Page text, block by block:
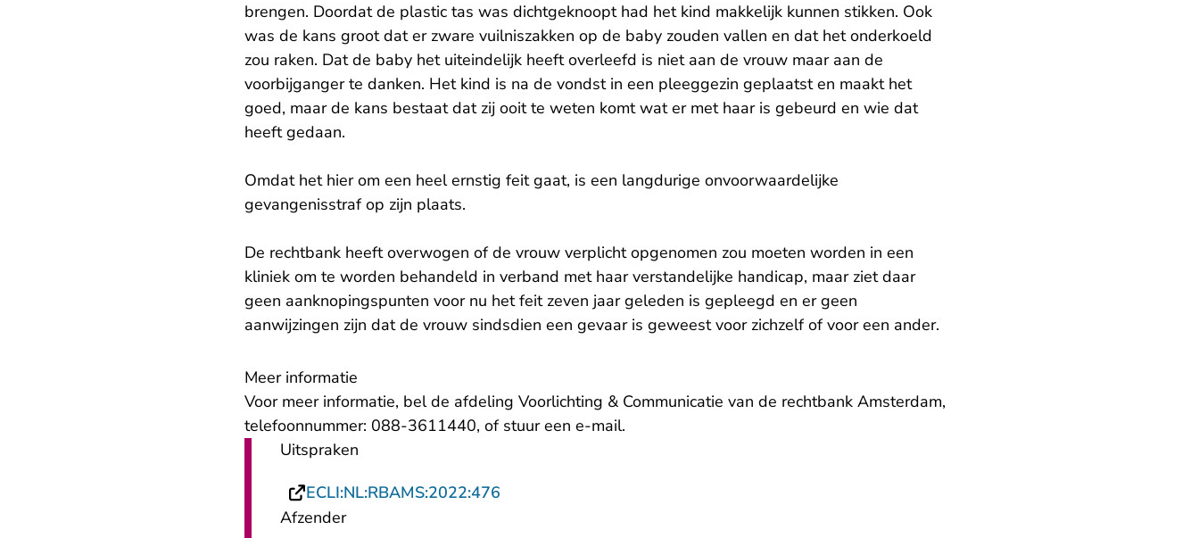
brengen. Doordat de plastic tas was dichtgeknoopt had het kind makkelijk kunnen stikken. Ook
was de kans groot dat er zware vuilniszakken op de baby zouden vallen en dat het onderkoeld
zou raken. Dat de baby het uiteindelijk heeft overleefd is niet aan de vrouw maar aan de
voorbijganger te danken. Het kind is na de vondst in een pleeggezin geplaatst en maakt het
goed, maar de kans bestaat dat zij ooit te weten komt wat er met haar is gebeurd en wie dat
heeft gedaan.
Omdat het hier om een heel ernstig feit gaat, is een langdurige onvoorwaardelijke
gevangenisstraf op zijn plaats.
De rechtbank heeft overwogen of de vrouw verplicht opgenomen zou moeten worden in een
kliniek om te worden behandeld in verband met haar verstandelijke handicap, maar ziet daar
geen aanknopingspunten voor nu het feit zeven jaar geleden is gepleegd en er geen
aanwijzingen zijn dat de vrouw sindsdien een gevaar is geweest voor zichzelf of voor een ander.
Meer informatie
Voor meer informatie, bel de afdeling Voorlichting & Communicatie van de rechtbank Amsterdam,
telefoonnummer: 088-3611440, of stuur een e-mail- U verlaat Rechtspraak.nl
.
Uitspraken
ECLI:NL:RBAMS:2022:476
Afzender